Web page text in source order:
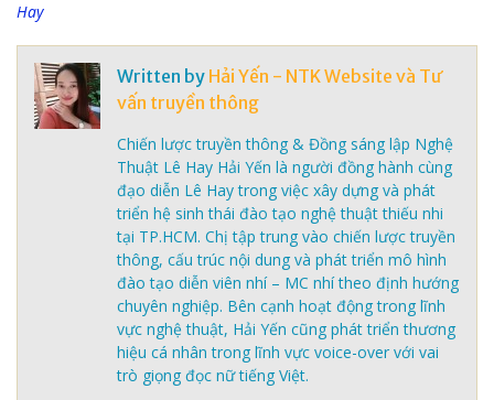
Hay
Written by Hải Yến - NTK Website và Tư
vấn truyền thông
Chiến lược truyền thông & Đồng sáng lập Nghệ
Thuật Lê Hay Hải Yến là người đồng hành cùng
đạo diễn Lê Hay trong việc xây dựng và phát
triển hệ sinh thái đào tạo nghệ thuật thiếu nhi
tại TP.HCM. Chị tập trung vào chiến lược truyền
thông, cấu trúc nội dung và phát triển mô hình
đào tạo diễn viên nhí – MC nhí theo định hướng
chuyên nghiệp. Bên cạnh hoạt động trong lĩnh
vực nghệ thuật, Hải Yến cũng phát triển thương
hiệu cá nhân trong lĩnh vực voice-over với vai
trò giọng đọc nữ tiếng Việt.